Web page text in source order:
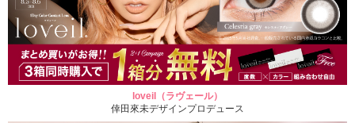
loveil（ラヴェール）
倖田來未デザインプロデュース